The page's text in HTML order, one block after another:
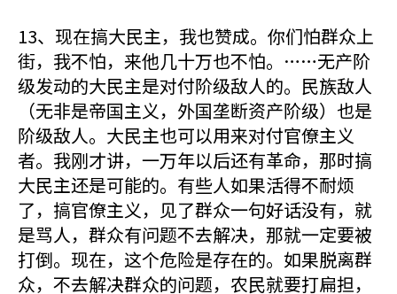
13、现在搞大民主，我也赞成。你们怕群众上
街，我不怕，来他几十万也不怕。……无产阶
级发动的大民主是对付阶级敌人的。民族敌人
（无非是帝国主义，外国垄断资产阶级）也是
阶级敌人。大民主也可以用来对付官僚主义
者。我刚才讲，一万年以后还有革命，那时搞
大民主还是可能的。有些人如果活得不耐烦
了，搞官僚主义，见了群众一句好话没有，就
是骂人，群众有问题不去解决，那就一定要被
打倒。现在，这个危险是存在的。如果脱离群
众，不去解决群众的问题，农民就要打扁担，